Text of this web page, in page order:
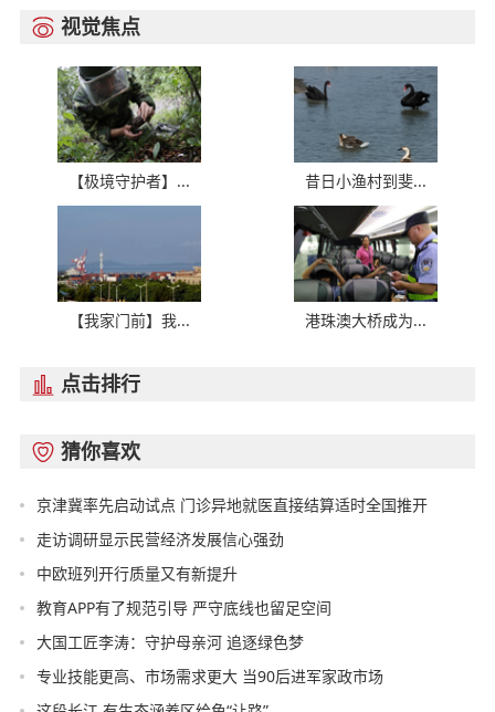
 视觉焦点
【极境守护者】... 昔日小渔村到斐...
【我家门前】我... 港珠澳大桥成为...
 点击排行
 猜你喜欢
京津冀率先启动试点 门诊异地就医直接结算适时全国推开
走访调研显示民营经济发展信心强劲
中欧班列开行质量又有新提升
教育APP有了规范引导 严守底线也留足空间
大国工匠李涛：守护母亲河 追逐绿色梦
专业技能更高、市场需求更大 当90后进军家政市场